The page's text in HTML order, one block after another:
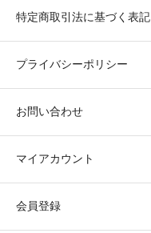
特定商取引法に基づく表記
プライバシーポリシー
お問い合わせ
マイアカウント
会員登録